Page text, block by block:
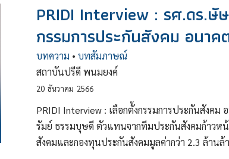
PRIDI Interview : รศ.ดร.
กรรมการประกันสังคม อนา
บทความ • บทสัมภาษณ์
สถาบันปรีดี พนมยงค์
20 ธันวาคม 2566
PRIDI Interview : เลือกตั้งกรรมการประกันสังคม
รัมย์ ธรรมบุษดี ตัวแทนจากทีมประกันสังคมก้าวหน้
สังคมและกองทุนประกันสังคมมูลค่ากว่า 2.3 ล้านล้